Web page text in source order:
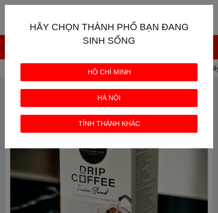
CAFE TRUNG NGUYÊN Cà phê Phin
HÃY CHỌN THÀNH PHỐ BẠN ĐANG
SINH SỐNG
HỒ CHÍ MINH
HÀ NỘI
TỈNH THÀNH KHÁC